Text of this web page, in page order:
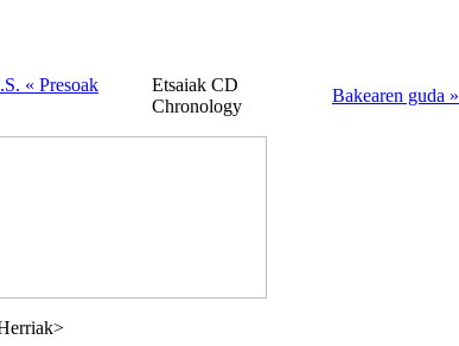
« Presoak
Etsaiak CD
Chronology
Bakearen guda »
>